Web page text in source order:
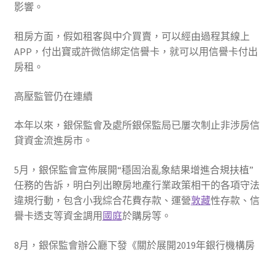
影響。
租房方面，假如租客與中介買賣，可以經由過程其線上
APP，付出寶或許微信綁定信譽卡，就可以用信譽卡付出
房租。
高壓監管仍在連續
本年以來，銀保監會及處所銀保監局已屢次制止非涉房信
貸資金流進房市。
5月，銀保監會宣佈展開“穩固治亂象結果增進合規扶植”
任務的告訴，明白列出瞭房地產行業政策相干的各項守法
違規行動，包含小我綜合花費存款、運營敦藏性存款、信
譽卡透支等資金調用國庭於購房等。
8月，銀保監會辦公廳下發《關於展開2019年銀行機構房